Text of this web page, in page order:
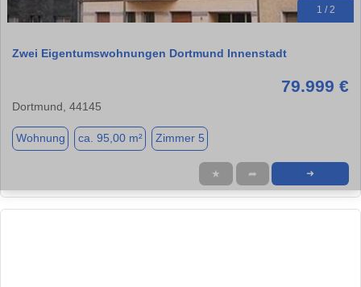
1 / 2
Zwei Eigentumswohnungen Dortmund Innenstadt
79.999 €
Dortmund, 44145
Wohnung ca. 95,00 m² Zimmer 5
★ ➦ ➜